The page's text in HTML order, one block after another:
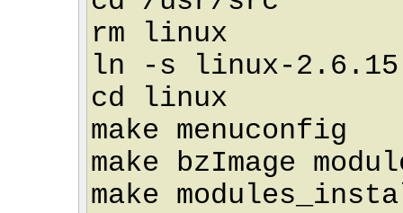
rm linux
ln -s linux-
cd linux
make menuconfig
make bzImage
make